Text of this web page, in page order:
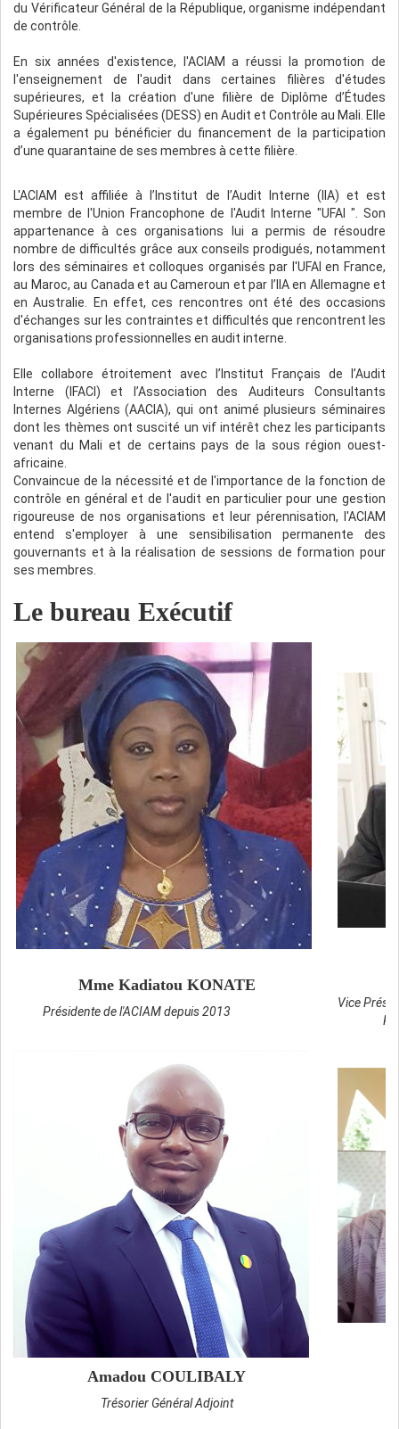
du Vérificateur Général de la République, organisme indépendant
de contrôle.
En six années d'existence, l'ACIAM a réussi la promotion de
l'enseignement de l'audit dans certaines filières d'études
supérieures, et la création d'une filière de Diplôme d’Études
Supérieures Spécialisées (DESS) en Audit et Contrôle au Mali. Elle
a également pu bénéficier du financement de la participation
d’une quarantaine de ses membres à cette filière.
L'ACIAM est affiliée à l’Institut de l’Audit Interne (IIA) et est
membre de l'Union Francophone de l'Audit Interne "UFAI ". Son
appartenance à ces organisations lui a permis de résoudre
nombre de difficultés grâce aux conseils prodigués, notamment
lors des séminaires et colloques organisés par l'UFAI en France,
au Maroc, au Canada et au Cameroun et par l’IIA en Allemagne et
en Australie. En effet, ces rencontres ont été des occasions
d'échanges sur les contraintes et difficultés que rencontrent les
organisations professionnelles en audit interne.
Elle collabore étroitement avec l’Institut Français de l’Audit
Interne (IFACI) et l’Association des Auditeurs Consultants
Internes Algériens (AACIA), qui ont animé plusieurs séminaires
dont les thèmes ont suscité un vif intérêt chez les participants
venant du Mali et de certains pays de la sous région ouest-
africaine.
Convaincue de la nécessité et de l'importance de la fonction de
contrôle en général et de l'audit en particulier pour une gestion
rigoureuse de nos organisations et leur pérennisation, l'ACIAM
entend s'employer à une sensibilisation permanente des
gouvernants et à la réalisation de sessions de formation pour
ses membres.
Le bureau Exécutif
Mme Kadiatou KONATE
Présidente de l'ACIAM depuis 2013
Vice
Amadou COULIBALY
Trésorier Général Adjoint